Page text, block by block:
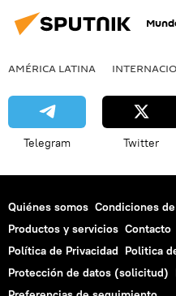
AMÉRICA LATINA
Telegram Twitter
Quiénes somos Condiciones
Productos y servicios Contacto
Política de Privacidad Politica
Protección de datos (solicitud)